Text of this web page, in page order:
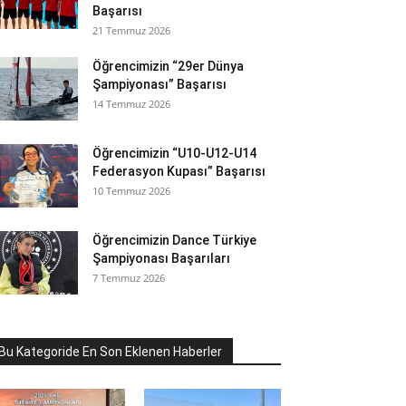
Başarısı
21 Temmuz 2026
Öğrencimizin “29er Dünya
Şampiyonası” Başarısı
14 Temmuz 2026
Öğrencimizin “U10-U12-U14
Federasyon Kupası” Başarısı
10 Temmuz 2026
Öğrencimizin Dance Türkiye
Şampiyonası Başarıları
7 Temmuz 2026
Kategoride En Son Eklenen Haberler